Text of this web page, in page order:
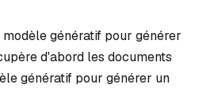
génératif pour générer
d'abord les documents
génératif pour générer un